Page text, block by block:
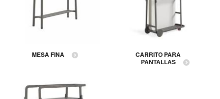
MESA FINA
CARRITO PARA
PANTALLAS